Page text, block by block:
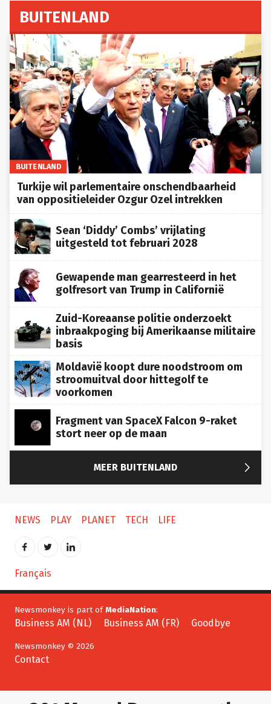
BUITENLAND
BUITENLAND
Turkije wil parlementaire onschendbaarheid
van oppositieleider Ozgur Ozel intrekken
Sean ‘Diddy’ Combs’ vrijlating
uitgesteld tot februari 2028
Gewapende man gearresteerd in het
golfresort van Trump in Californië
Zuid-Koreaanse politie onderzoekt
inbraakpoging bij Amerikaanse militaire
basis
Moldavië koopt dure noodstroom om
stroomuitval door hittegolf te
voorkomen
Fragment van SpaceX Falcon 9-raket
stort neer op de maan
MEER BUITENLAND 
NEWS PLAY PLANET TECH LIFE
Français
Newsmonkey is part of MediaNation
Business AM (NL) Business AM (FR) Goodbye
Newsmonkey © 2026
Contact